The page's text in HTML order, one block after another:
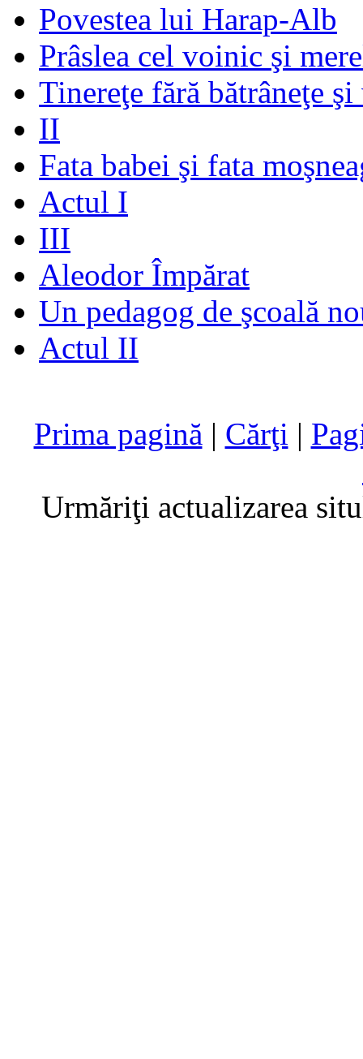
Povestea lui Harap-Alb
Prâslea cel voinic şi
Tinereţe fără bătrâneţe
II
Fata babei şi fata
Actul I
III
Aleodor Împărat
Un pedagog de şcoală
Actul II
Prima pagină | Cărţi |
Urmăriţi actualizarea